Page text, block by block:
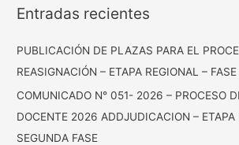
Entradas recientes
PUBLICACIÓN DE PLAZAS PARA EL
REASIGNACIÓN – ETAPA REGIONAL –
COMUNICADO N° 051- 2026 – PROCESO
DOCENTE 2026 ADDJUDICACION – ETAPA
SEGUNDA FASE